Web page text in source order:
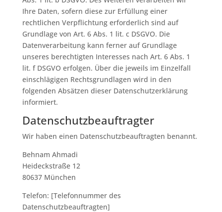
Ihre Daten, sofern diese zur Erfüllung einer
rechtlichen Verpflichtung erforderlich sind auf
Grundlage von Art. 6 Abs. 1 lit. c DSGVO. Die
Datenverarbeitung kann ferner auf Grundlage
unseres berechtigten Interesses nach Art. 6 Abs. 1
lit. f DSGVO erfolgen. Über die jeweils im Einzelfall
einschlägigen Rechtsgrundlagen wird in den
folgenden Absätzen dieser Datenschutzerklärung
informiert.
Datenschutz­beauftragter
Wir haben einen Datenschutzbeauftragten benannt.
Behnam Ahmadi
Heideckstraße 12
80637 München
Telefon: [Telefonnummer des
Datenschutzbeauftragten]